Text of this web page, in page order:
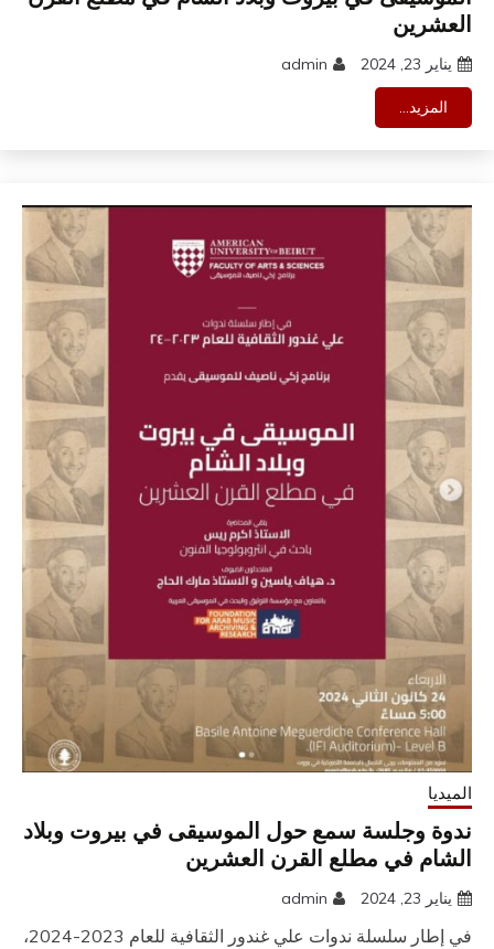
العشرين
يناير 23, 2024 admin
المزيد...
الميديا
ندوة وجلسة سمع حول الموسيقى في بيروت وبلاد
الشام في مطلع القرن العشرين
يناير 23, 2024 admin
في إطار سلسلة ندوات علي غندور الثقافية للعام 2023-2024،